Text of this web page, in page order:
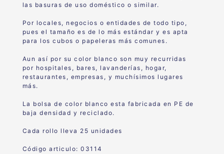
las basuras de uso doméstico o similar.
Por locales, negocios o entidades de todo tipo,
pues el tamaño es de lo más estándar y es apta
para los cubos o papeleras más comunes.
Aun así por su color blanco son muy recurridas
por hospitales, bares, lavanderías, hogar,
restaurantes, empresas, y muchísimos lugares
más.
La bolsa de color blanco esta fabricada en PE de
baja densidad y reciclado.
Cada rollo lleva 25 unidades
Código articulo: 03114